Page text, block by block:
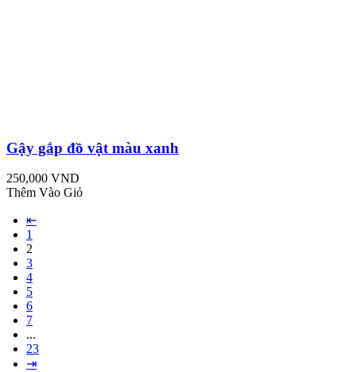
Gậy gắp đồ vật màu xanh
250,000 VND
Thêm Vào Giỏ
⇤
1
2
3
4
5
6
7
...
23
⇥